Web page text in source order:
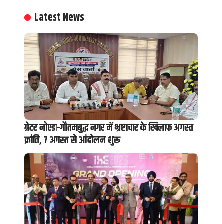
Latest News
ग्रेटर नोएडा-गौतमबुद्ध नगर में भ्रष्टाचार के खिलाफ अगस्त
क्रांति, 7 अगस्त से आंदोलन शुरू